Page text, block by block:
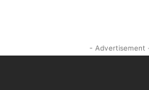
- Advertisement